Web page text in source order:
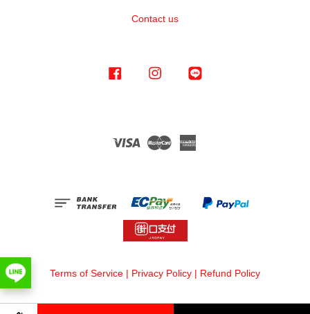
Contact us
Facebook Instagram
Visa Master
Terms of Service | Privacy Policy | Refund Policy